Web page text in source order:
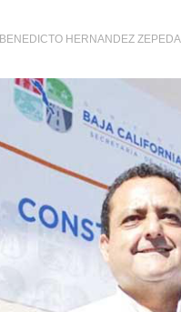
BENEDICTO HERNANDEZ ZEPEDA